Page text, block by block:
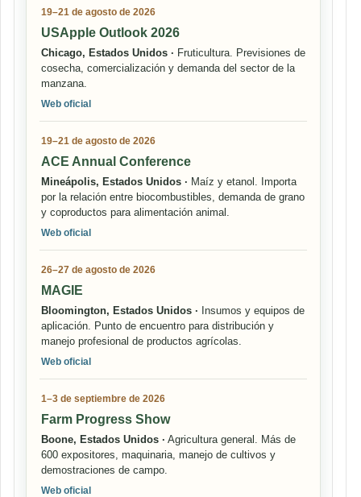
19–21 de agosto de 2026
USApple Outlook 2026
Chicago, Estados Unidos · Fruticultura. Previsiones de
cosecha, comercialización y demanda del sector de la
manzana.
Web oficial
19–21 de agosto de 2026
ACE Annual Conference
Mineápolis, Estados Unidos · Maíz y etanol. Importa
por la relación entre biocombustibles, demanda de grano
y coproductos para alimentación animal.
Web oficial
26–27 de agosto de 2026
MAGIE
Bloomington, Estados Unidos · Insumos y equipos de
aplicación. Punto de encuentro para distribución y
manejo profesional de productos agrícolas.
Web oficial
1–3 de septiembre de 2026
Farm Progress Show
Boone, Estados Unidos · Agricultura general. Más de
600 expositores, maquinaria, manejo de cultivos y
demostraciones de campo.
Web oficial